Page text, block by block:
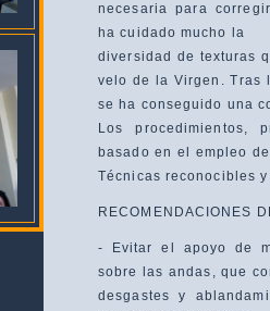
necesaria para
ha cuidado mucho la
diversidad de texturas
velo de la Virgen. Tras
se ha conseguido una
Los procedimientos,
basado en el empleo
Técnicas reconocibles
RECOMENDACIONES
- Evitar el apoyo de
sobre las andas, que
desgastes y